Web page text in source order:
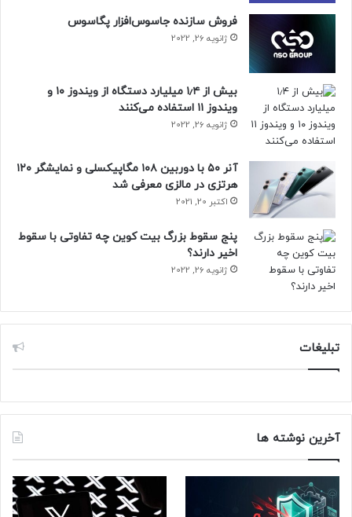
فروش سازنده جاسوس‌افزار پگاسوس
ژانویه 26, 2022
بیش از ۱٫۴ میلیارد دستگاه از ویندوز ۱۰ و
ویندوز ۱۱ استفاده می‌کنند
ژانویه 26, 2022
آنر ۵۰ با دوربین ۱۰۸ مگاپیکسلی و نمایشگر ۱۲۰
هرتزی در مالزی معرفی شد
اکتبر 20, 2021
پنج سقوط بزرگ بیت کوین چه تفاوتی با سقوط
اخیر دارند؟
ژانویه 26, 2022
تبلیغات
آخرین نوشته ها